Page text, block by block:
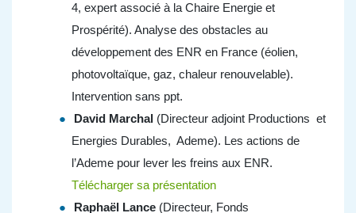
4, expert associé à la Chaire Energie et
Prospérité). Analyse des obstacles au
développement des ENR en France (éolien,
photovoltaïque, gaz, chaleur renouvelable).
Intervention sans ppt.
David Marchal(Directeur adjoint Productions et
Energies Durables, Ademe). Les actions de
l’Ademe pour lever les freins aux ENR.
Télécharger sa présentation
Raphaël Lance(Directeur, Fonds